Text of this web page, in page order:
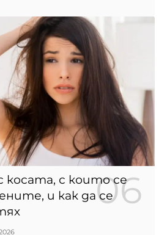
косата, с които се
и как да се